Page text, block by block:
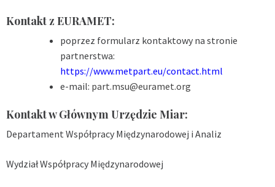
Kontakt z EURAMET:
poprzez formularz kontaktowy na stronie
partnerstwa:
https://www.metpart.eu/contact.html
e-mail: part.msu@euramet.org
Kontakt w Głównym Urzędzie Miar:
Departament Współpracy Międzynarodowej i Analiz
Wydział Współpracy Międzynarodowej